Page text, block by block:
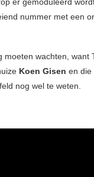
nummer met een
wachten, want
Koen Gisen en die
nog wel te weten.